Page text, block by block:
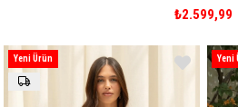
₺2.599,99
Yeni Ürün Yeni